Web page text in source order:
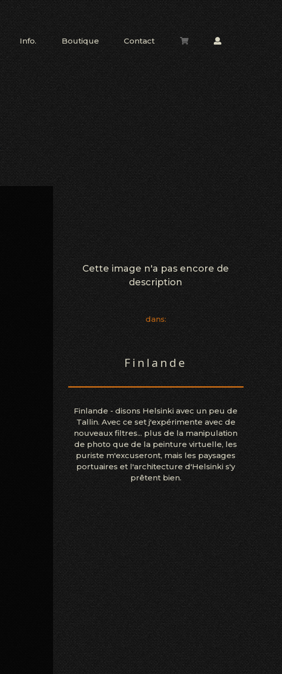
Info. Boutique Contact
Cette image n'a pas encore de
description
dans:
Finlande
Finlande - disons Helsinki avec un peu de
Tallin. Avec ce set j'expérimente avec de
nouveaux filtres... plus de la manipulation
de photo que de la peinture virtuelle, les
puriste m'excuseront, mais les paysages
portuaires et l'architecture d'Helsinki s'y
prêtent bien.